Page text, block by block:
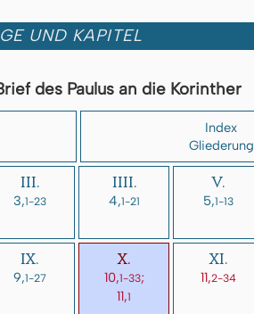
UND KAPITEL
des Paulus an die Korinther
Index
Gliederung
III.
3,1-23
IIII.
4,1-21
V.
5,1-13
IX.
9,1-27
X.
10,1-33;
11,1
XI.
11,2-34